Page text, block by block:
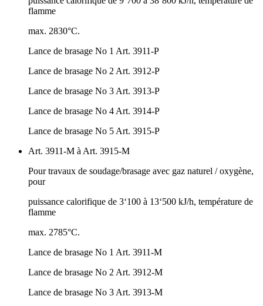
flamme
max. 2830°C.
Lance de brasage No 1 Art. 3911-P
Lance de brasage No 2 Art. 3912-P
Lance de brasage No 3 Art. 3913-P
Lance de brasage No 4 Art. 3914-P
Lance de brasage No 5 Art. 3915-P
Art. 3911-M à Art. 3915-M
Pour travaux de soudage/brasage avec gaz naturel / oxygène,
pour
puissance calorifique de 3‘100 à 13‘500 kJ/h, température de
flamme
max. 2785°C.
Lance de brasage No 1 Art. 3911-M
Lance de brasage No 2 Art. 3912-M
Lance de brasage No 3 Art. 3913-M